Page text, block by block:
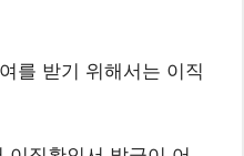
를 받기 위해서는 이직